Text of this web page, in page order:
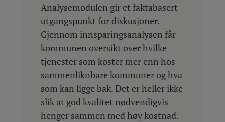
Analysemodulen gir et faktabasert
utgangspunkt for diskusjoner.
Gjennom innsparingsanalysen får
kommunen oversikt over hvilke
tjenester som koster mer enn hos
sammenliknbare kommuner og hva
som kan ligge bak. Det er heller ikke
slik at god kvalitet nødvendigvis
henger sammen med høy kostnad.